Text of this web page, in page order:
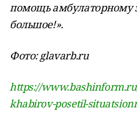
помощь амбулаторному
большое!».
Фото: glavarb.ru
https://
khabirov-posetil-